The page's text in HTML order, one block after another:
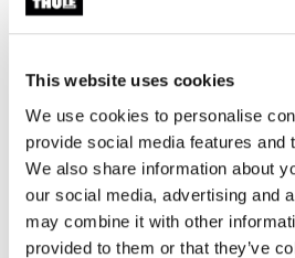
This website uses cookies
We use cookies to personalise
provide social media features and
We also share information about
our social media, advertising and
may combine it with other
provided to them or that they’ve
4-pack black
Toggle features
所有功能
Toggle techspec
技術規格